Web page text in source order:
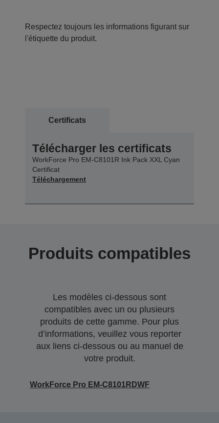
Respectez toujours les informations figurant sur
l'étiquette du produit.
Certificats
Télécharger les certificats
WorkForce Pro EM-C8101R Ink Pack XXL Cyan
Certificat
Téléchargement
Produits compatibles
Les modèles ci-dessous sont
compatibles avec un ou plusieurs
produits de cette gamme. Pour plus
d’informations, veuillez vous reporter
aux liens ci-dessous ou au manuel de
votre produit.
WorkForce Pro EM-C8101RDWF